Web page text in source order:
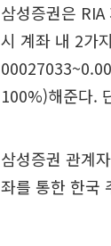
삼성증권은
시 계좌 내 2가
100%)해준다.
삼성증권 관계
좌를 통한 한국